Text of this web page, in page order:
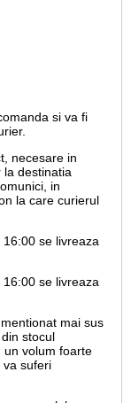
si va fi
necesare in
la destinatia
in
la care curierul
se livreaza
se livreaza
mai sus
stocul
un volum foarte
va suferi